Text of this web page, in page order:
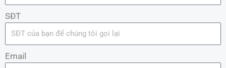
SĐT
Email